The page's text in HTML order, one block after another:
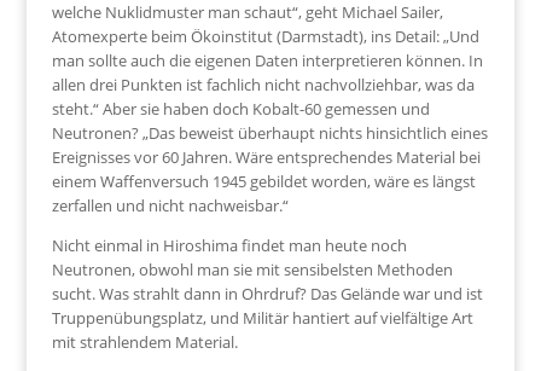
welche Nuklidmuster man schaut“, geht Michael Sailer,
Atomexperte beim Ökoinstitut (Darmstadt), ins Detail: „Und
man sollte auch die eigenen Daten interpretieren können. In
allen drei Punkten ist fachlich nicht nachvollziehbar, was da
steht.“ Aber sie haben doch Kobalt-60 gemessen und
Neutronen? „Das beweist überhaupt nichts hinsichtlich eines
Ereignisses vor 60 Jahren. Wäre entsprechendes Material bei
einem Waffenversuch 1945 gebildet worden, wäre es längst
zerfallen und nicht nachweisbar.“
Nicht einmal in Hiroshima findet man heute noch
Neutronen, obwohl man sie mit sensibelsten Methoden
sucht. Was strahlt dann in Ohrdruf? Das Gelände war und ist
Truppenübungsplatz, und Militär hantiert auf vielfältige Art
mit strahlendem Material.